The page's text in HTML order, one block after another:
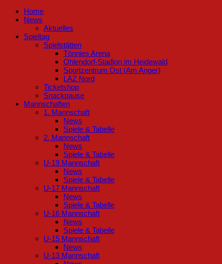
Home
News
Aktuelles
Spieltag
Spielstätten
Tönnies Arena
Ohlendorf-Stadion im Heidewald
Sportzentrum Ost (Am Anger)
LAZ Nord
Ticketshop
Snackpause
Mannschaften
1. Mannschaft
News
Spiele & Tabelle
2. Mannschaft
News
Spiele & Tabelle
U-19 Mannschaft
News
Spiele & Tabelle
U-17 Mannschaft
News
Spiele & Tabelle
U-16 Mannschaft
News
Spiele & Tabelle
U-15 Mannschaft
News
U-13 Mannschaft